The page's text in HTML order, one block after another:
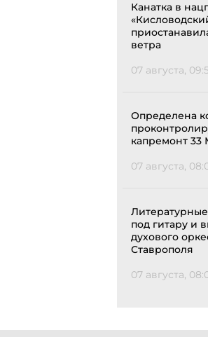
Канатка в
ветра
07 августа,
Определена
капремонт
07 августа,
под гитару и
духового
Ставрополя
07 августа,